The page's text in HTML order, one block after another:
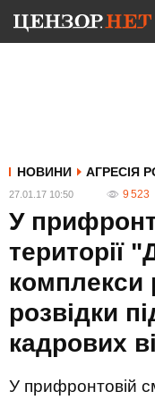
НОВИНИ АГРЕСІЯ
27.01.17 10:50 9 523
У
території
комплекси
розвідки
кадрових
У прифронтовій